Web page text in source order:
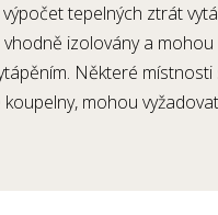
tepelných ztrát
vhodně izolovány a
Některé
mohou